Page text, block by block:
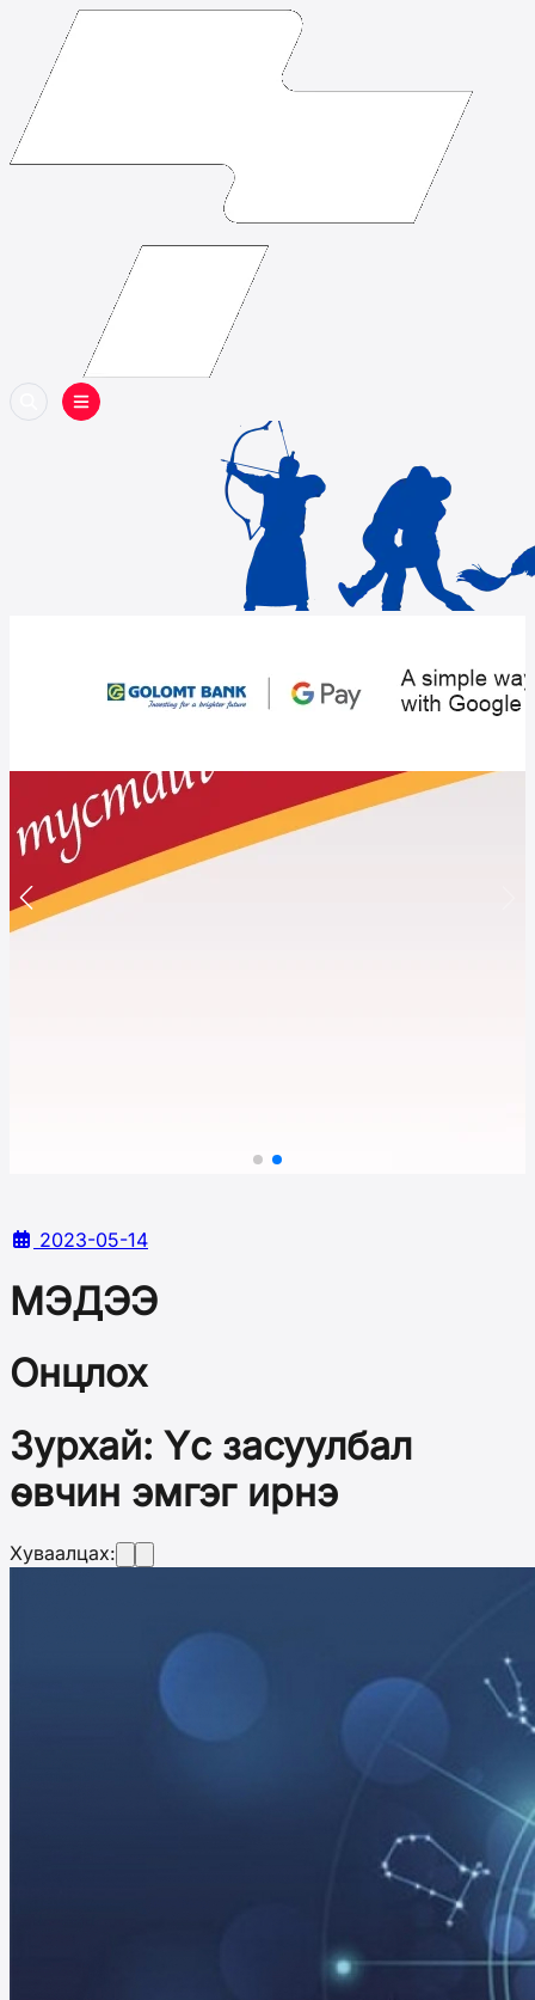
2023-05-14
МЭДЭЭ
Онцлох
Зурхай: Үс засуулбал
өвчин эмгэг ирнэ
Хуваалцах: